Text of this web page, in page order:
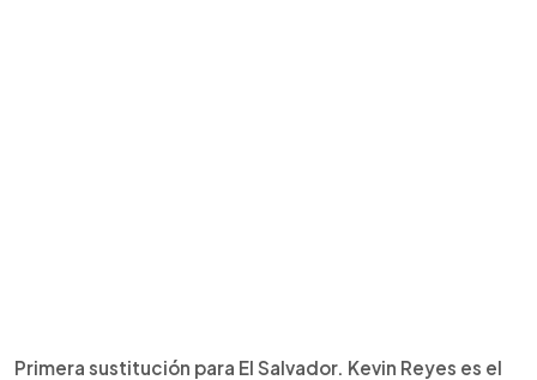
Primera sustitución para El Salvador. Kevin Reyes es el